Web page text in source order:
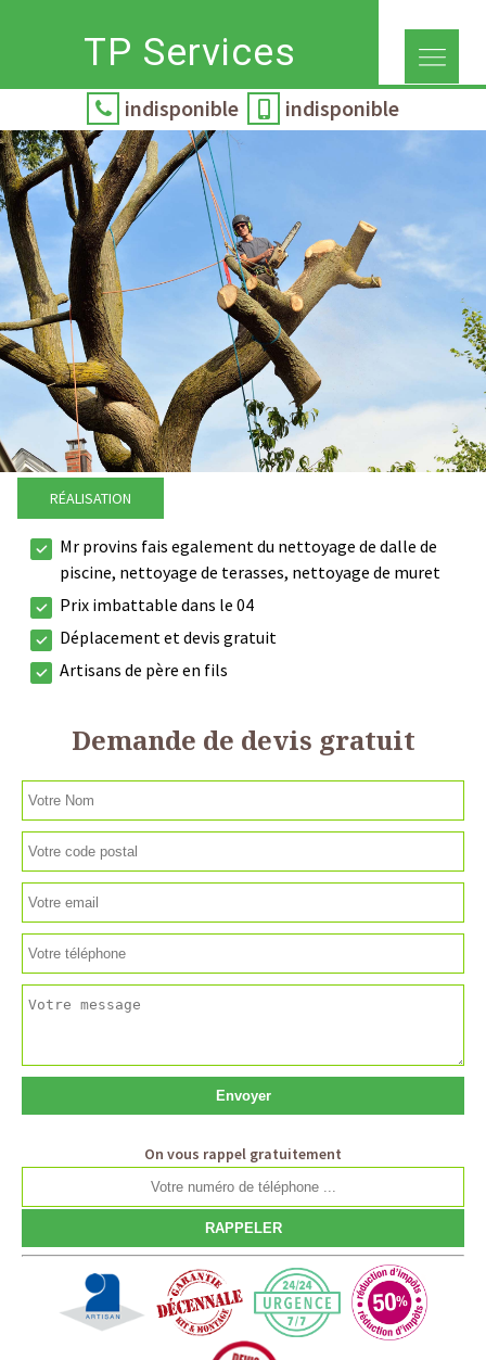
TP Services
indisponible indisponible
RÉALISATION
Mr provins fais egalement du nettoyage de dalle de
piscine, nettoyage de terasses, nettoyage de muret
Prix imbattable dans le 04
Déplacement et devis gratuit
Artisans de père en fils
Demande de devis gratuit
On vous rappel gratuitement